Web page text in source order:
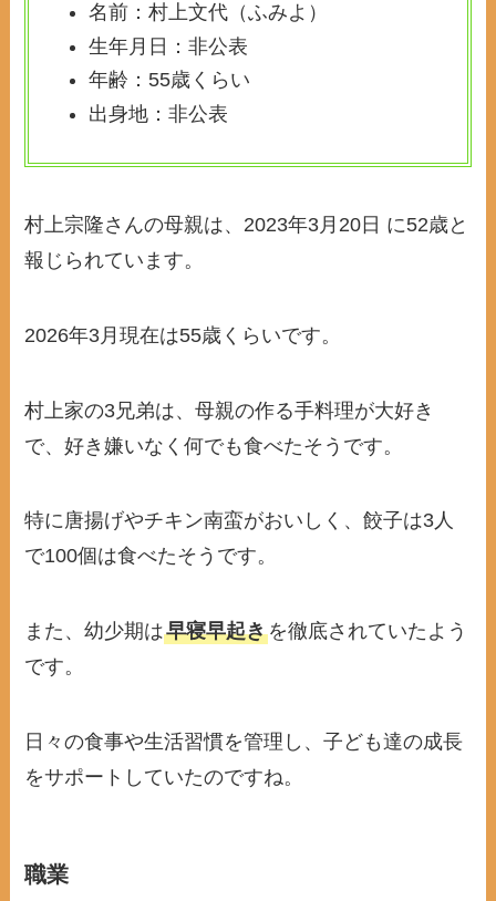
名前：村上文代（ふみよ）
生年月日：非公表
年齢：55歳くらい
出身地：非公表
村上宗隆さんの母親は、2023年3月20日 に52歳と
報じられています。
2026年3月現在は55歳くらいです。
村上家の3兄弟は、母親の作る手料理が大好き
で、好き嫌いなく何でも食べたそうです。
特に唐揚げやチキン南蛮がおいしく、餃子は3人
で100個は食べたそうです。
また、幼少期は早寝早起きを徹底されていたよう
です。
日々の食事や生活習慣を管理し、子ども達の成長
をサポートしていたのですね。
職業